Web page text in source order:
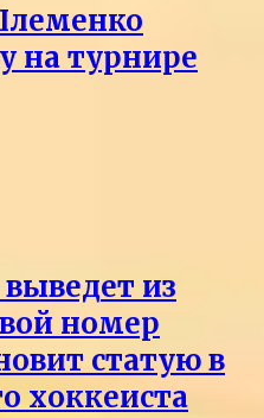
на турнире
из
номер
статую в
хоккеиста